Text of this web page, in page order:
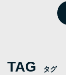
TAG タグ